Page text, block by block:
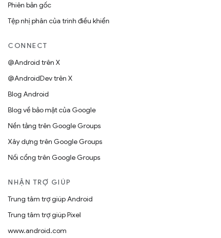
Phiên bản gốc
Tệp nhị phân của trình điều khiển
CONNECT
@Android trên X
@AndroidDev trên X
Blog Android
Blog về bảo mật của Google
Nền tảng trên Google Groups
Xây dựng trên Google Groups
Nối cổng trên Google Groups
NHẬN TRỢ GIÚP
Trung tâm trợ giúp Android
Trung tâm trợ giúp Pixel
www.android.com